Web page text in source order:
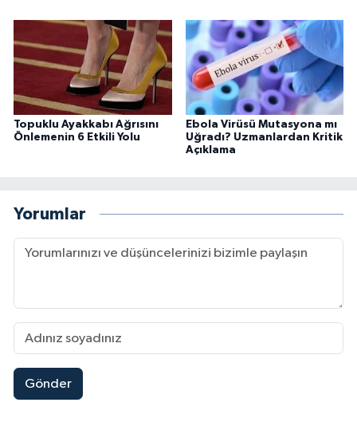
Topuklu Ayakkabı Ağrısını
Önlemenin 6 Etkili Yolu
Ebola Virüsü Mutasyona mı
Uğradı? Uzmanlardan Kritik
Açıklama
Yorumlar
Gönder